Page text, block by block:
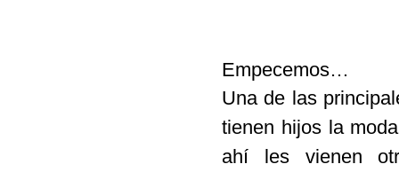
Empecemos…
Una de las
tienen hijos la
ahí les vienen